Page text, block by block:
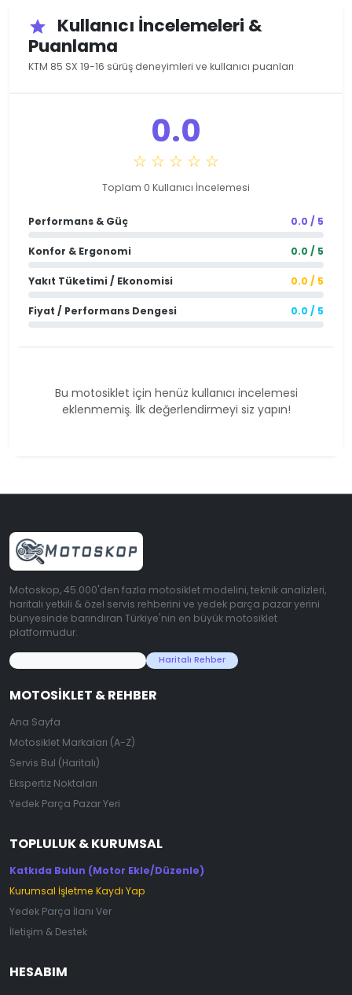
star
Kullanıcı İncelemeleri &
Puanlama
KTM 85 SX 19-16 sürüş deneyimleri ve kullanıcı puanları
0.0
☆ ☆ ☆ ☆ ☆
Toplam 0 Kullanıcı İncelemesi
Performans & Güç 0.0 / 5
Konfor & Ergonomi 0.0 / 5
Yakıt Tüketimi / Ekonomisi 0.0 / 5
Fiyat / Performans Dengesi 0.0 / 5
Bu motosiklet için henüz kullanıcı incelemesi
eklenmemiş. İlk değerlendirmeyi siz yapın!
Motoskop, 45.000'den fazla motosiklet modelini, teknik analizleri,
haritalı yetkili & özel servis rehberini ve yedek parça pazar yerini
bünyesinde barındıran Türkiye'nin en büyük motosiklet
platformudur.
Haritalı Rehber
MOTOSIKLET & REHBER
Ana Sayfa
Motosiklet Markaları (A-Z)
Servis Bul (Haritalı)
Ekspertiz Noktaları
Yedek Parça Pazar Yeri
TOPLULUK & KURUMSAL
Katkıda Bulun (Motor Ekle/Düzenle)
Kurumsal İşletme Kaydı Yap
Yedek Parça İlanı Ver
İletişim & Destek
HESABIM